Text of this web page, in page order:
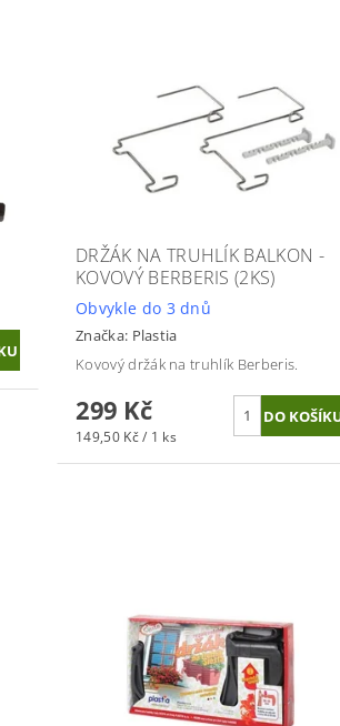
DRŽÁK NA TRUHLÍK BALKON -
KOVOVÝ BERBERIS (2KS)
Obvykle do 3 dnů
Značka: Plastia
Kovový držák na truhlík Berberis.
299 Kč
149,50 Kč / 1 ks